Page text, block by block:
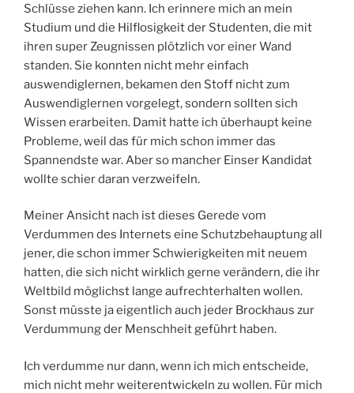
Schlüsse ziehen kann. Ich erinnere mich an mein
Studium und die Hilflosigkeit der Studenten, die mit
ihren super Zeugnissen plötzlich vor einer Wand
standen. Sie konnten nicht mehr einfach
auswendiglernen, bekamen den Stoff nicht zum
Auswendiglernen vorgelegt, sondern sollten sich
Wissen erarbeiten. Damit hatte ich überhaupt keine
Probleme, weil das für mich schon immer das
Spannendste war. Aber so mancher Einser Kandidat
wollte schier daran verzweifeln.
Meiner Ansicht nach ist dieses Gerede vom
Verdummen des Internets eine Schutzbehauptung all
jener, die schon immer Schwierigkeiten mit neuem
hatten, die sich nicht wirklich gerne verändern, die ihr
Weltbild möglichst lange aufrechterhalten wollen.
Sonst müsste ja eigentlich auch jeder Brockhaus zur
Verdummung der Menschheit geführt haben.
Ich verdumme nur dann, wenn ich mich entscheide,
mich nicht mehr weiterentwickeln zu wollen. Für mich